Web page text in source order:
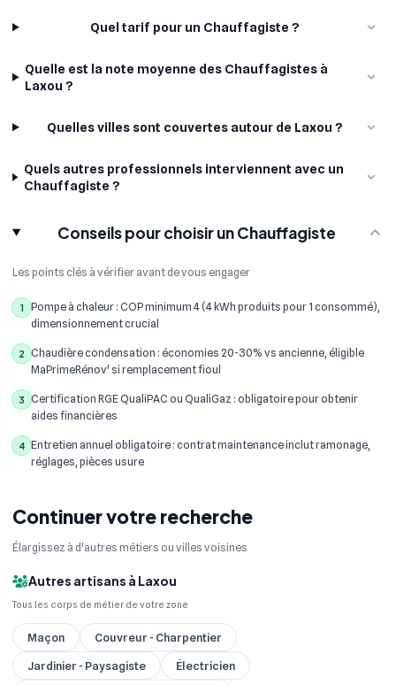
Quel tarif pour un Chauffagiste ?
Quelle est la note moyenne des Chauffagistes à
Laxou ?
Quelles villes sont couvertes autour de Laxou ?
Quels autres professionnels interviennent avec un
Chauffagiste ?
Conseils pour choisir un Chauffagiste
Les points clés à vérifier avant de vous engager
1
Pompe à chaleur : COP minimum 4 (4 kWh produits pour 1 consommé),
dimensionnement crucial
2
Chaudière condensation : économies 20-30% vs ancienne, éligible
MaPrimeRénov' si remplacement fioul
3
Certification RGE QualiPAC ou QualiGaz : obligatoire pour obtenir
aides financières
4 Entretien annuel obligatoire : contrat maintenance inclut ramonage,
réglages, pièces usure
Continuer votre recherche
Élargissez à d'autres métiers ou villes voisines
Autres artisans à Laxou
Tous les corps de métier de votre zone
Maçon
Couvreur - Charpentier
Jardinier - Paysagiste
Électricien